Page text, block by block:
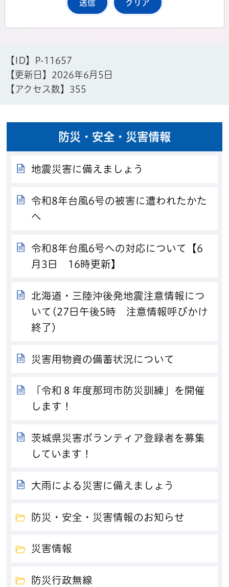
【ID】
P-11657
【更新日】 2026年6月5日
【アクセス数】 355
防災・安全・災害情報
地震災害に備えましょう
令和8年台風6号の被害に遭われたかた
へ
令和8年台風6号への対応について【6
月3日 16時更新】
北海道・三陸沖後発地震注意情報につ
いて(27日午後5時 注意情報呼びかけ
終了）
災害用物資の備蓄状況について
「令和８年度那珂市防災訓練」を開催
します！
茨城県災害ボランティア登録者を募集
しています！
大雨による災害に備えましょう
防災・安全・災害情報のお知らせ
災害情報
防災行政無線